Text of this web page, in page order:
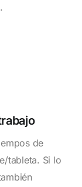
de
tableta. Si lo